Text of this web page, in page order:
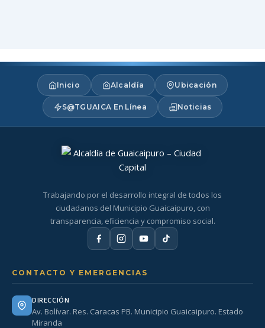
Inicio Alcaldía Ubicación
S@TGUAICA En Línea Noticias
Trabajando por el desarrollo integral de todos los
ciudadanos del Municipio Guaicaipuro, con
transparencia, eficiencia y compromiso social.
CONTACTO Y EMERGENCIAS
DIRECCIÓN
Av. Bolívar. Res. Caracas PB. Municipio Guaicaipuro. Estado
Miranda